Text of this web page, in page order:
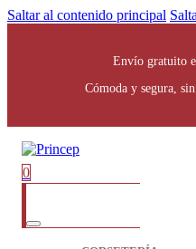
Saltar al contenido principal
Envío gratuito
Cómoda y segura,
0